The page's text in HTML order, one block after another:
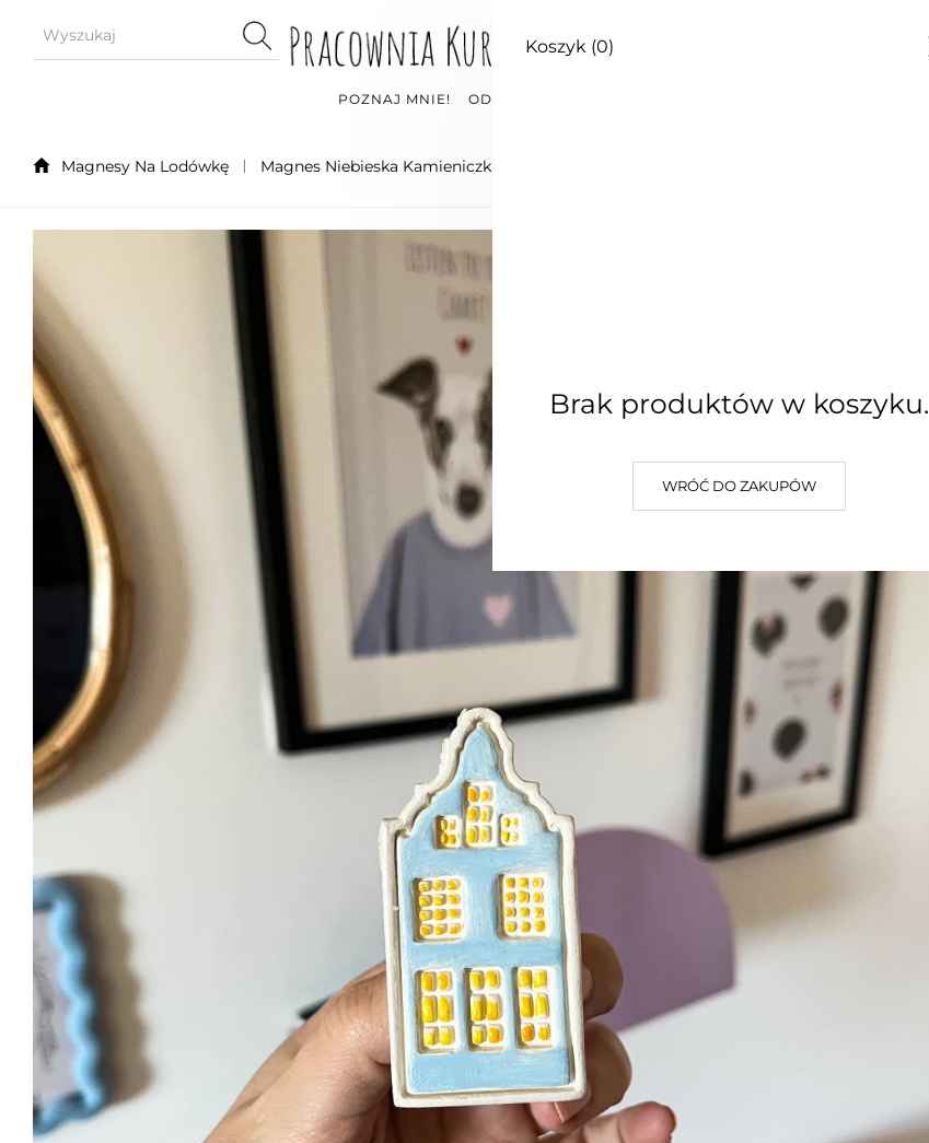
POZNAJ MNIE! ODEZWIJ SIĘ!
Koszyk (0)
Brak produktów w koszyku.
WRÓĆ DO ZAKUPÓW
Magnesy Na Lodówkę Magnes Niebieska Kamieniczka